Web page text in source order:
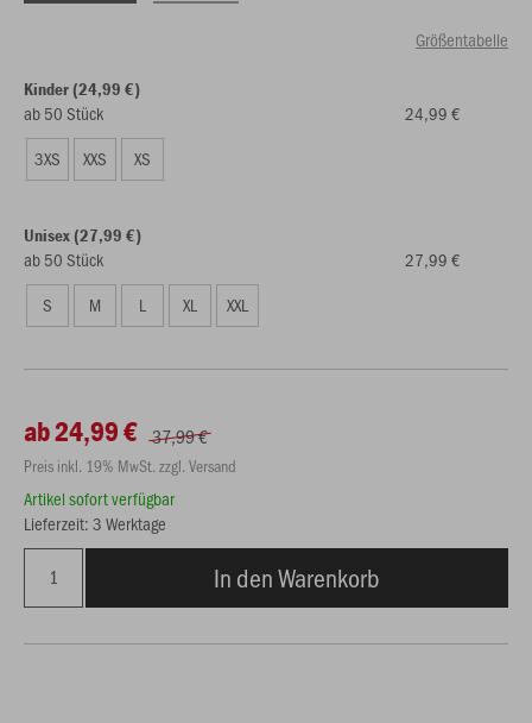
Größentabelle
Kinder (24,99 €)
ab 50 Stück
24,99 €
3XS
XXS XS
Unisex (27,99 €)
ab 50 Stück
27,99 €
S
M L XL XXL
ab 24,99 € 37,99 €
Preis inkl. 19% MwSt. zzgl. Versand
Artikel sofort verfügbar
Lieferzeit: 3 Werktage
In den Warenkorb